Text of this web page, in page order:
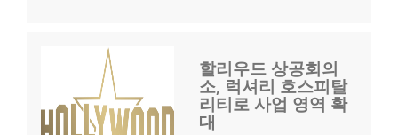
할리우드 상공회의
소, 럭셔리 호스피탈
리티로 사업 영역 확
대